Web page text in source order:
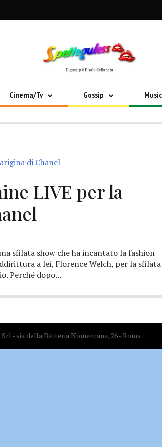
Cinema/Tv Gossip Music
LIVE per la
sfilata show che ha incantato la fashion
a lei, Florence Welch, per la sfilata
Perché dopo...
- via della Batteria Nomentana, 26 - Roma